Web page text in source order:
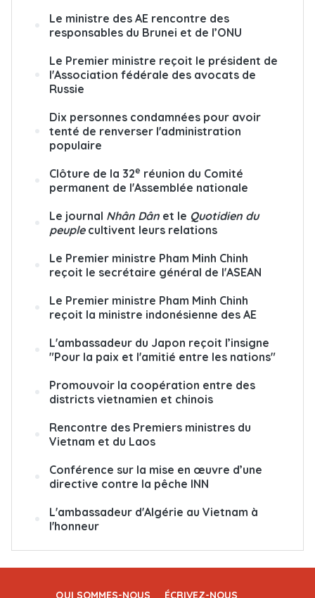
Le ministre des AE rencontre des
responsables du Brunei et de l’ONU
Le Premier ministre reçoit le président de
l'Association fédérale des avocats de
Russie
Dix personnes condamnées pour avoir
tenté de renverser l'administration
populaire
Clôture de la 32e réunion du Comité
permanent de l'Assemblée nationale
Le journal Nhân Dân et le Quotidien du
peuplecultivent leurs relations
Le Premier ministre Pham Minh Chinh
reçoit le secrétaire général de l'ASEAN
Le Premier ministre Pham Minh Chinh
reçoit la ministre indonésienne des AE
L'ambassadeur du Japon reçoit l’insigne
"Pour la paix et l'amitié entre les nations"
Promouvoir la coopération entre des
districts vietnamien et chinois
Rencontre des Premiers ministres du
Vietnam et du Laos
Conférence sur la mise en œuvre d’une
directive contre la pêche INN
L'ambassadeur d'Algérie au Vietnam à
l'honneur
QUI SOMMES-NOUS ÉCRIVEZ-NOUS